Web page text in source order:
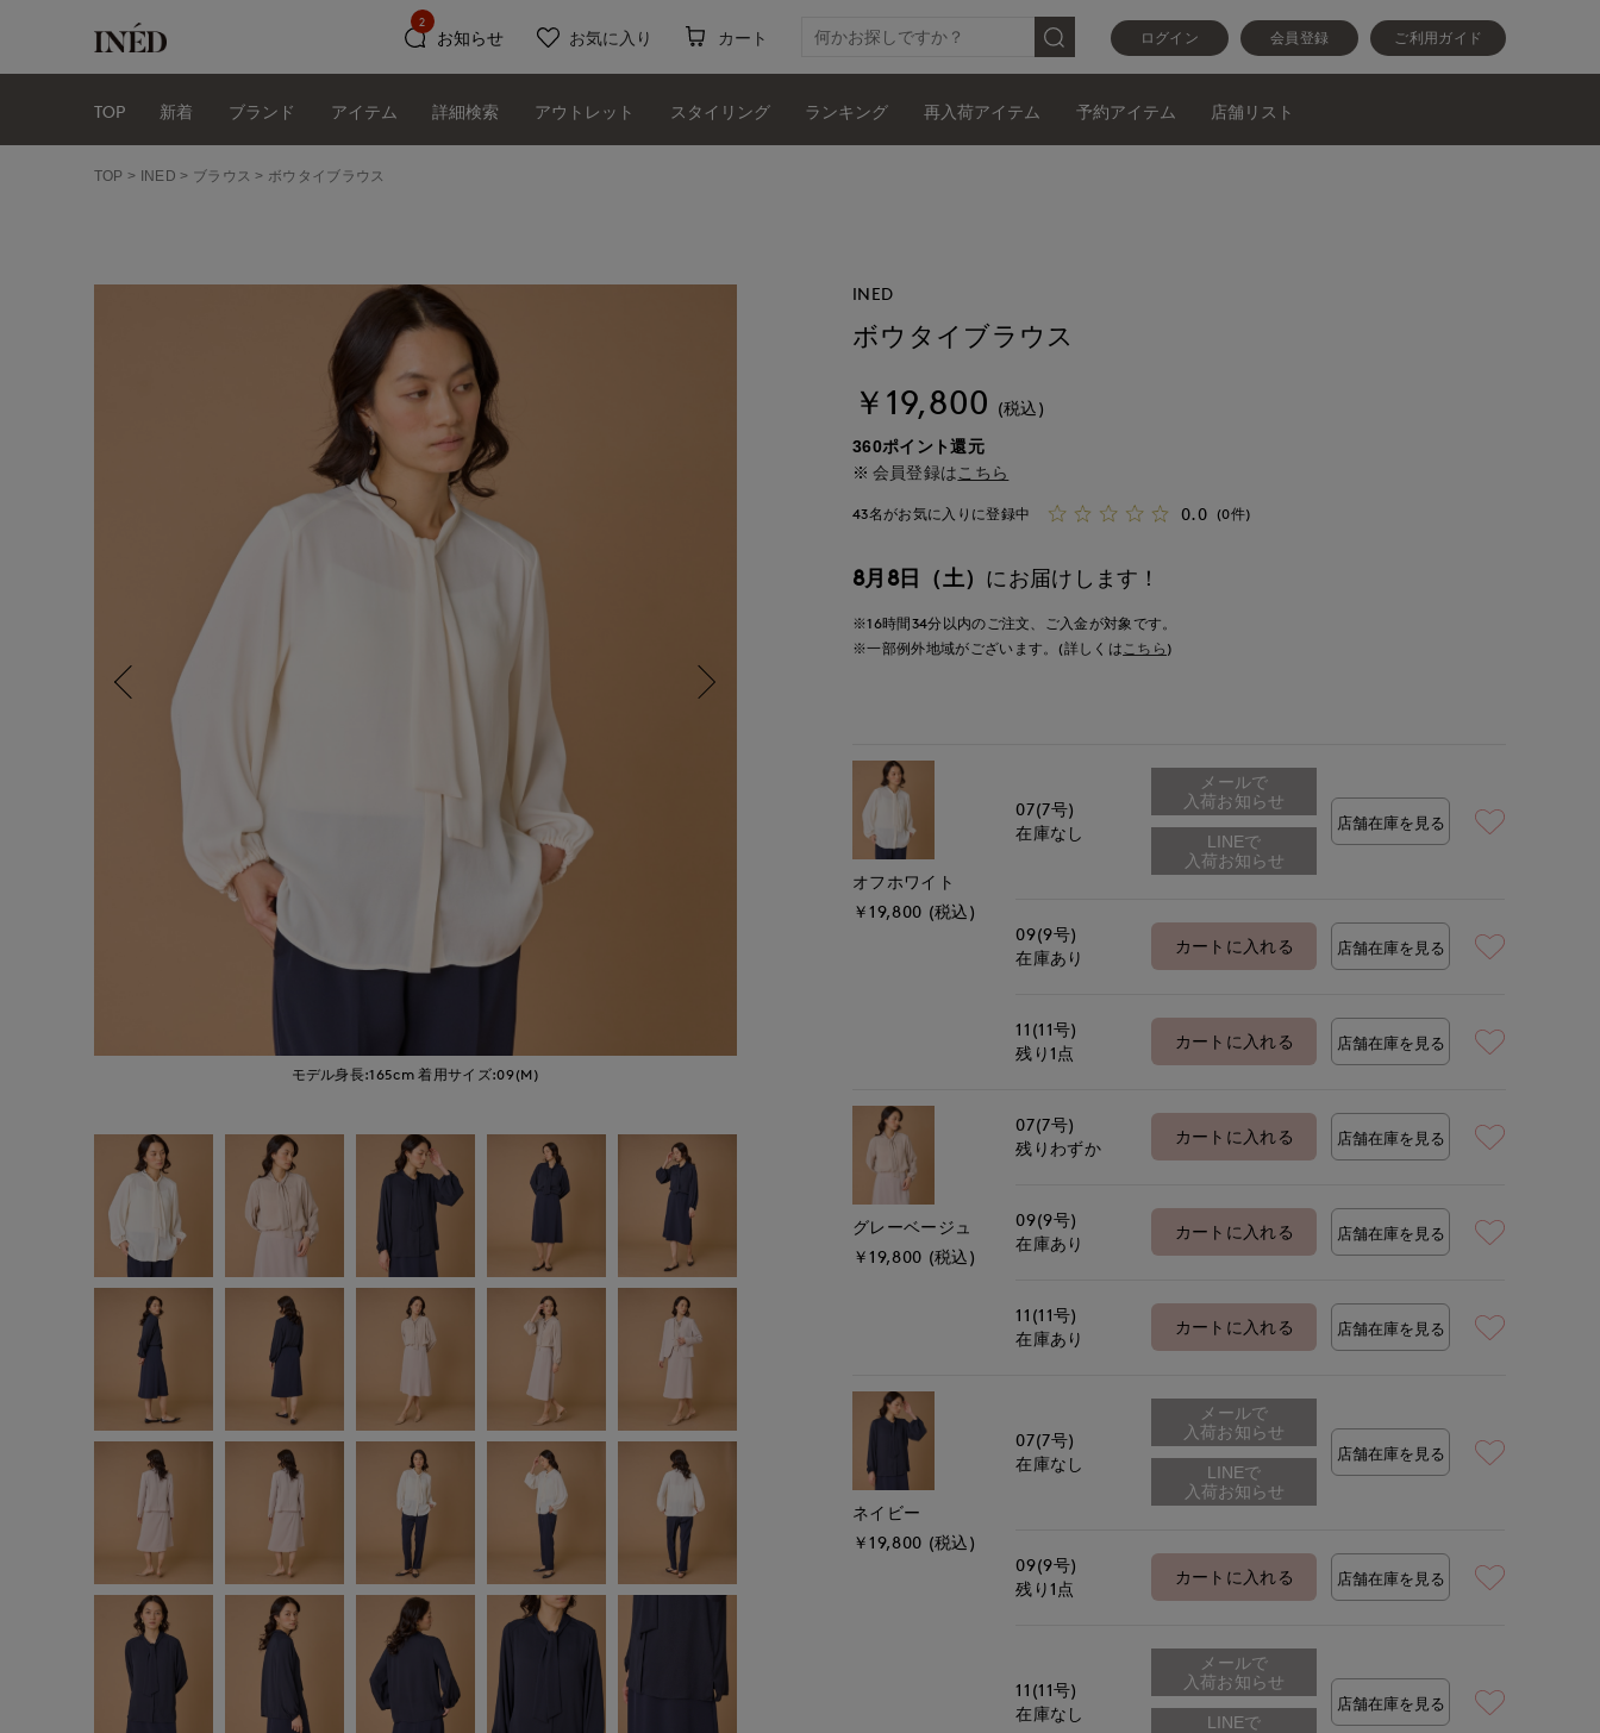
ログイン 会員登録 ご利用ガイド
お知らせ
2
お気に入り カート
TOP 新着 ブランド アイテム 詳細検索 アウトレット スタイリング ランキング 再入荷アイテム 予約アイテム 店舗リスト
TOP INED ブラウス ボウタイブラウス
モデル身長:165cm 着用サイズ:09(M)
INED
ボウタイブラウス
￥19,800 (税込)
360ポイント還元
会員登録は こちら
43名がお気に入りに登録中 0.0 (0件)
8月8日（土） にお届けします！
※16時間34分以内のご注文、ご入金が対象です。
※一部例外地域がございます。(詳しくはこちら )
オフホワイト
￥19,800 (税込)
07(7号)
在庫なし
メールで
入荷お知らせ
店舗在庫を見る
09(9号)
在庫あり
カートに入れる 店舗在庫を見る
11(11号)
残り1点
カートに入れる 店舗在庫を見る
グレーベージュ
￥19,800 (税込)
07(7号)
残りわずか
カートに入れる 店舗在庫を見る
09(9号)
在庫あり
カートに入れる 店舗在庫を見る
11(11号)
在庫あり
カートに入れる 店舗在庫を見る
ネイビー
￥19,800 (税込)
07(7号)
在庫なし
メールで
入荷お知らせ
店舗在庫を見る
09(9号)
残り1点
カートに入れる 店舗在庫を見る
11(11号)
在庫なし
メールで
入荷お知らせ
店舗在庫を見る